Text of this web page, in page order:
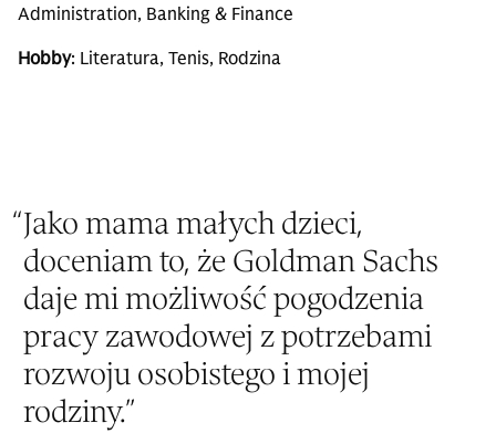
Administration, Banking & Finance
Hobby: Literatura, Tenis, Rodzina
“Jako mama małych dzieci,
doceniam to, że Goldman Sachs
daje mi możliwość pogodzenia
pracy zawodowej z potrzebami
rozwoju osobistego i mojej
rodziny.”